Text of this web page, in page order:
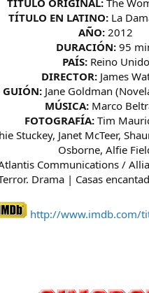
TÍTULO ORIGINAL:The
TÍTULO EN LATINO: La
AÑO: 2012
DURACIÓN:95
PAÍS:Reino Unido
DIRECTOR: James
GUIÓN:Jane Goldman
MÚSICA: Marco
FOTOGRAFÍA: Tim
Stuckey, Janet McTeer,
Osborne, Alfie
Communications /
Drama | Casas
http://www.imdb.com/